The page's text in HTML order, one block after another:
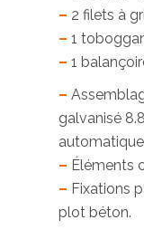
– 2 filets à
– 1
– 1
–
galvanisé
– Éléments
– Fixations
plot béton.